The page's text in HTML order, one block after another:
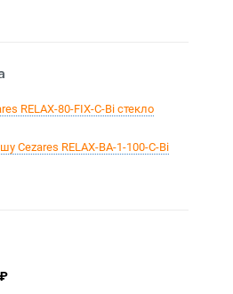
RELAX-80-FIX-C-Bi стекло
Cezares RELAX-BA-1-100-C-Bi